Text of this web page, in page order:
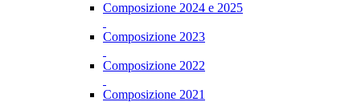
Composizione 2024 e 2025
Composizione 2023
Composizione 2022
Composizione 2021